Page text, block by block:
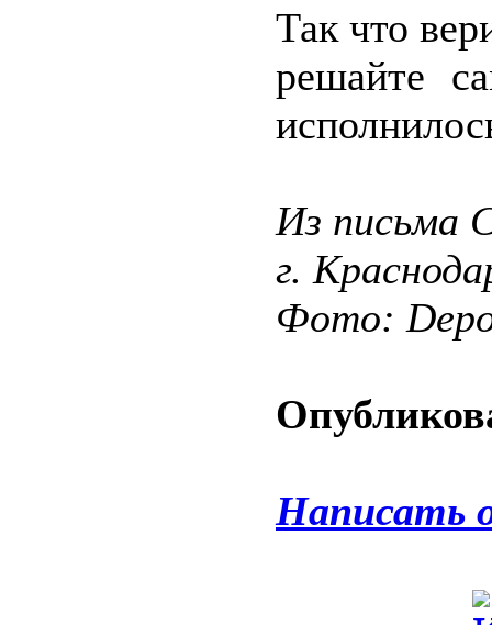
Так что
решайте
Из письма
г.
Фото:
Написать